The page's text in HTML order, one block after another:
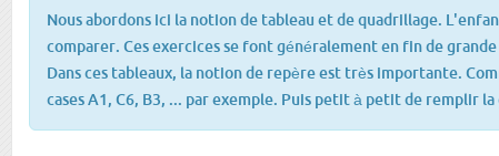
Nous abordons ici la notion de tableau et de quadrillage.
comparer. Ces exercices se font généralement en fin de
Dans ces tableaux, la notion de repère est très importante.
cases A1, C6, B3, ... par exemple. Puis petit à petit de remplir